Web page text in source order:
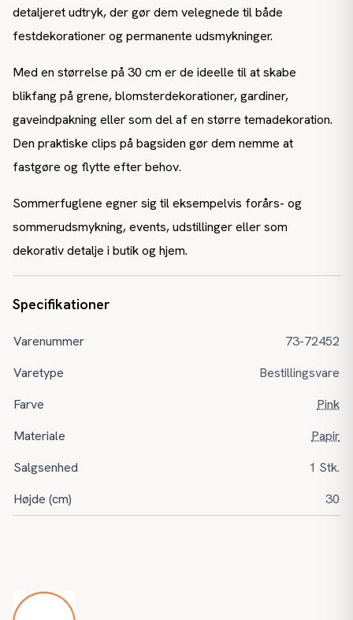
detaljeret udtryk, der gør dem velegnede til både
festdekorationer og permanente udsmykninger.
Med en størrelse på 30 cm er de ideelle til at skabe
blikfang på grene, blomsterdekorationer, gardiner,
gaveindpakning eller som del af en større temadekoration.
Den praktiske clips på bagsiden gør dem nemme at
fastgøre og flytte efter behov.
Sommerfuglene egner sig til eksempelvis forårs- og
sommerudsmykning, events, udstillinger eller som
dekorativ detalje i butik og hjem.
Specifikationer
Varenummer
73-72452
Varetype
Bestillingsvare
Farve
Pink
Materiale
Papir
Salgsenhed
1 Stk.
Højde (cm)
30